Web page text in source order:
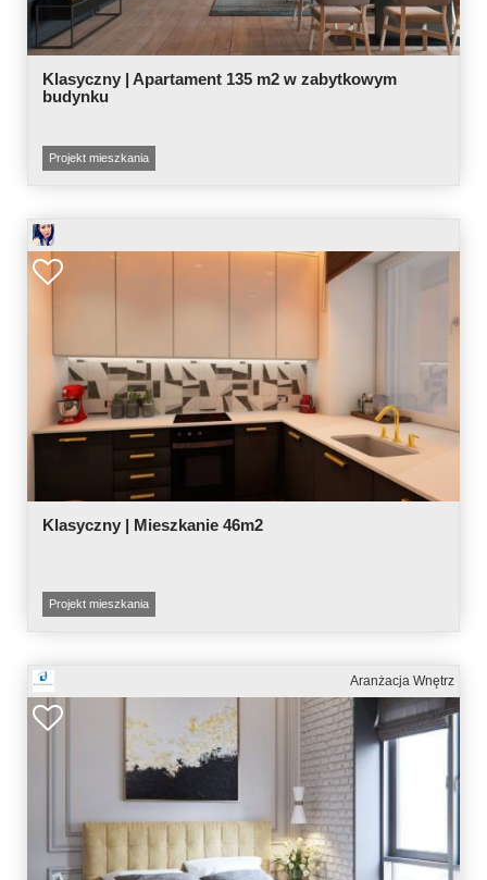
Klasyczny | Apartament 135 m2 w zabytkowym
budynku
Projekt mieszkania
Klasyczny | Mieszkanie 46m2
Projekt mieszkania
Aranżacja Wnętrz